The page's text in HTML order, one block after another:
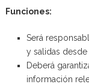
Funciones:
Será
y salidas desde
Deberá
información